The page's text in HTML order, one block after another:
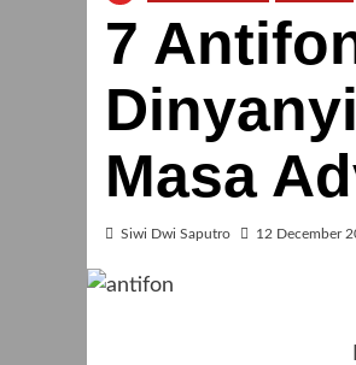
7
Masa
Siwi Dwi Saputro 12 December